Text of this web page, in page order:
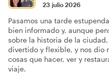
23 julio 2026
Pasamos una tarde
bien informado y, aunque
sobre la historia de la
divertido y flexible, y nos dio
cosas que hacer, ver y
viaje.